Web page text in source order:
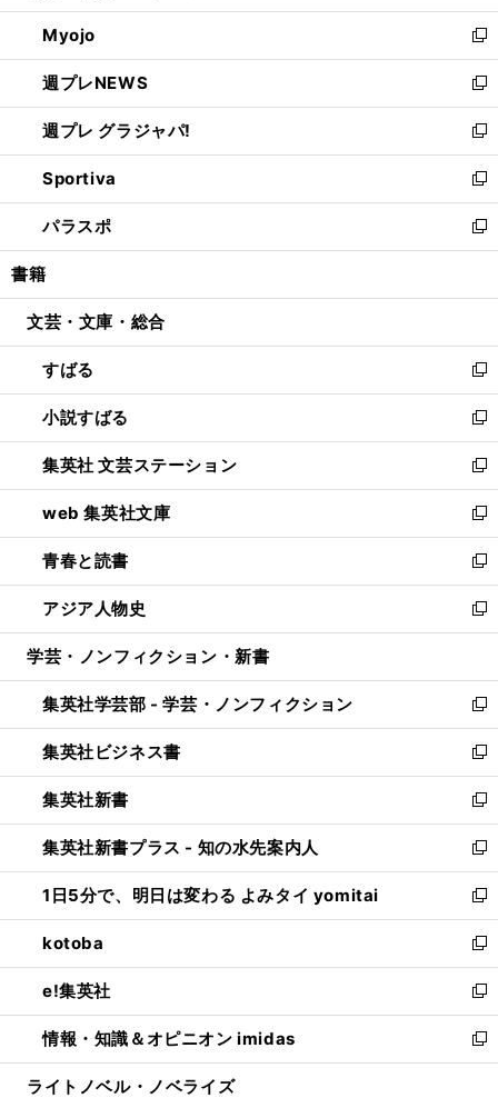
開
く
ウ
で
開
く
ン
ド
ウ
で
開
く
ウ
ィ
ン
ド
ウ
で
開
く
Myojo
新
し
い
ウ
ィ
ン
ド
ウ
で
開
週プレNEWS
新
し
い
ウ
ィ
ン
ド
ウ
開
週プレ グラジャパ!
新
し
い
ウ
ィ
ン
ウ
開
く
Sportiva
新
し
い
ウ
ン
ウ
で
開
く
パラスポ
新
し
ウ
ン
ド
ウ
で
開
く
書籍
文芸・文庫・総合
すばる
新
し
い
ウ
ィ
ン
ド
ウ
で
開
く
小説すばる
新
し
い
ウ
ィ
ン
ド
ウ
で
開
集英社 文芸ステーション
新
し
い
ウ
ィ
ン
ド
ウ
開
く
web 集英社文庫
新
し
い
ウ
ィ
ン
ウ
で
開
く
青春と読書
新
し
い
ウ
ン
ド
ウ
で
開
く
アジア人物史
新
し
ウ
ィ
ン
ド
ウ
で
開
く
学芸・ノンフィクション・新書
集英社学芸部 - 学芸・ノンフィクション
新
し
い
ウ
ィ
ン
ド
ウ
で
開
く
集英社ビジネス書
新
し
い
ウ
ィ
ン
ド
ウ
で
開
く
集英社新書
新
し
い
ウ
ィ
ン
ド
ウ
で
開
く
集英社新書プラス - 知の水先案内人
新
し
い
ウ
ィ
ン
ド
ウ
で
開
1日5分で、明日は変わる よみタイ yomitai
新
し
い
ウ
ィ
ン
ド
ウ
kotoba
新
し
い
ウ
ィ
ン
e!集英社
新
し
い
ウ
情報・知識＆オピニオン imidas
新
し
ライトノベル・ノベライズ